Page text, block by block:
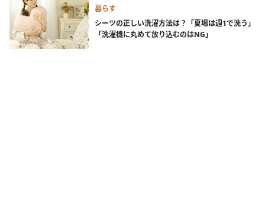
暮らす
シーツの正しい洗濯方法は？「夏場は週1で洗う」
「洗濯機に丸めて放り込むのはNG」